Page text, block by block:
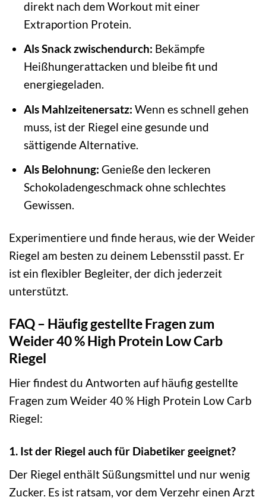
direkt nach dem Workout mit einer
Extraportion Protein.
Als Snack zwischendurch: Bekämpfe
Heißhungerattacken und bleibe fit und
energiegeladen.
Als Mahlzeitenersatz: Wenn es schnell gehen
muss, ist der Riegel eine gesunde und
sättigende Alternative.
Als Belohnung: Genieße den leckeren
Schokoladengeschmack ohne schlechtes
Gewissen.
Experimentiere und finde heraus, wie der Weider
Riegel am besten zu deinem Lebensstil passt. Er
ist ein flexibler Begleiter, der dich jederzeit
unterstützt.
FAQ – Häufig gestellte Fragen zum
Weider 40 % High Protein Low Carb
Riegel
Hier findest du Antworten auf häufig gestellte
Fragen zum Weider 40 % High Protein Low Carb
Riegel:
1. Ist der Riegel auch für Diabetiker geeignet?
Der Riegel enthält Süßungsmittel und nur wenig
Zucker. Es ist ratsam, vor dem Verzehr einen Arzt